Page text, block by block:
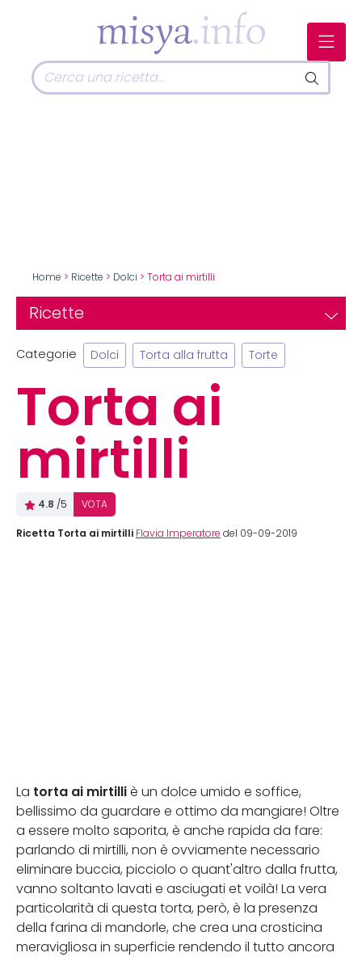
Home > Ricette > Dolci > Torta ai mirtilli
Ricette
Categorie Dolci Torta alla frutta Torte
Torta ai
mirtilli
4.8 /5 VOTA
Ricetta Torta ai mirtilli Flavia Imperatore del 09-09-2019
La torta ai mirtilli è un dolce umido e soffice,
bellissimo da guardare e ottimo da mangiare! Oltre
a essere molto saporita, è anche rapida da fare:
parlando di mirtilli, non è ovviamente necessario
eliminare buccia, picciolo o quant'altro dalla frutta,
vanno soltanto lavati e asciugati et voilà! La vera
particolarità di questa torta, però, è la presenza
della farina di mandorle, che crea una crosticina
meravigliosa in superficie rendendo il tutto ancora